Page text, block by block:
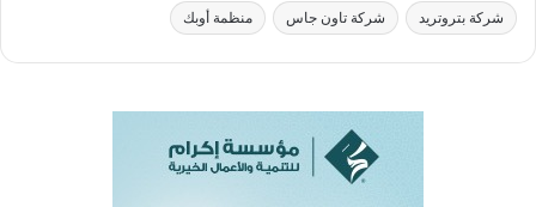
شركة بتروتريد شركة تاون جاس منظمة أوبك